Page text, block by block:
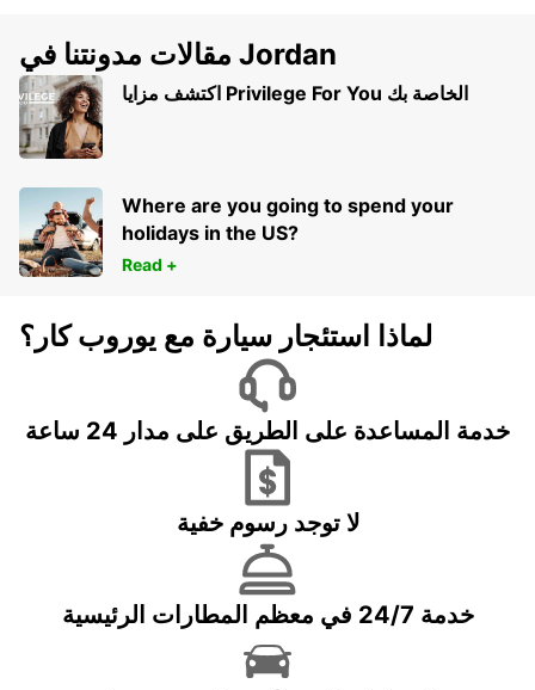
مقالات مدونتنا في Jordan
اكتشف مزايا Privilege For You الخاصة بك
Where are you going to spend your
holidays in the US?
Read +
لماذا استئجار سيارة مع يوروب كار؟
خدمة المساعدة على الطريق على مدار 24 ساعة
لا توجد رسوم خفية
خدمة 24/7 في معظم المطارات الرئيسية